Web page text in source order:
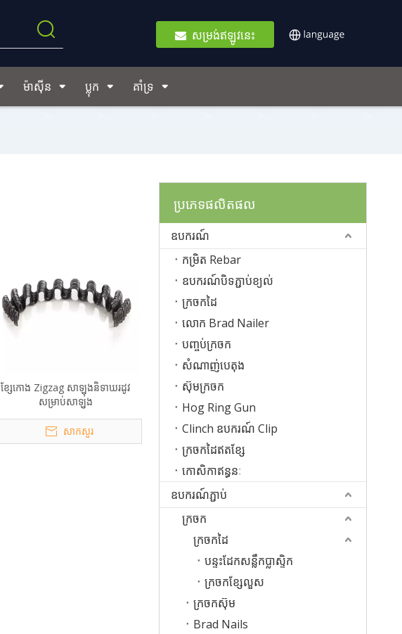
សម្រង់ឥឡូវនេះ
ម៉ាស៊ីន ប្លុក គាំទ្រ
ខ្សែកោង Zigzag សាឡុងនិទាឃរដូវ
សម្រាប់សាឡុង
សាកសួរ
ប្រភេទផលិតផល
ឧបករណ៍
កម្រិត Rebar
ឧបករណ៍បិទភ្ជាប់ខ្យល់
ក្រចកដៃ
លោក Brad Nailer
បញ្ចប់ក្រចក
សំណាញ់បេតុង
ស៊ុមក្រចក
Hog Ring Gun
Clinch ឧបករណ៍ Clip
ក្រចកដៃឥតខ្សែ
កោសិកាឥន្ធនៈ
ឧបករណ៍ភ្ជាប់
ក្រចក
ក្រចកដៃ
បន្ទះដែកសន្លឹកប្លាស្ទិក
ក្រចកខ្សែលួស
ក្រចកស៊ុម
Brad Nails